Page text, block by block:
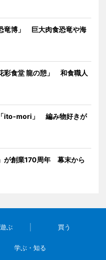
竜博」 巨大肉食恐竜や海
彩食堂 龍の憩」 和食職人
ito-mori」 編み物好きが
が創業170周年 幕末から
ぶ 買う
学ぶ・知る